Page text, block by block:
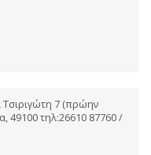
Τσιριγώτη 7 (πρώην
49100 τηλ:26610 87760 /